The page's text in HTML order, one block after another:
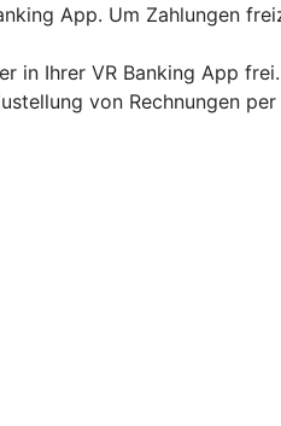
App. Um Zahlungen
in Ihrer VR Banking App frei.
von Rechnungen